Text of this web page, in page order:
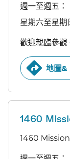
週一至週五：​​
星期六至星期
歡迎親臨參觀
地圖&
1460
1460